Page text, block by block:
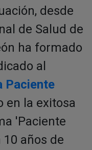
desde
de Salud de
ha formado
al
Paciente
en la exitosa
'Paciente
años de